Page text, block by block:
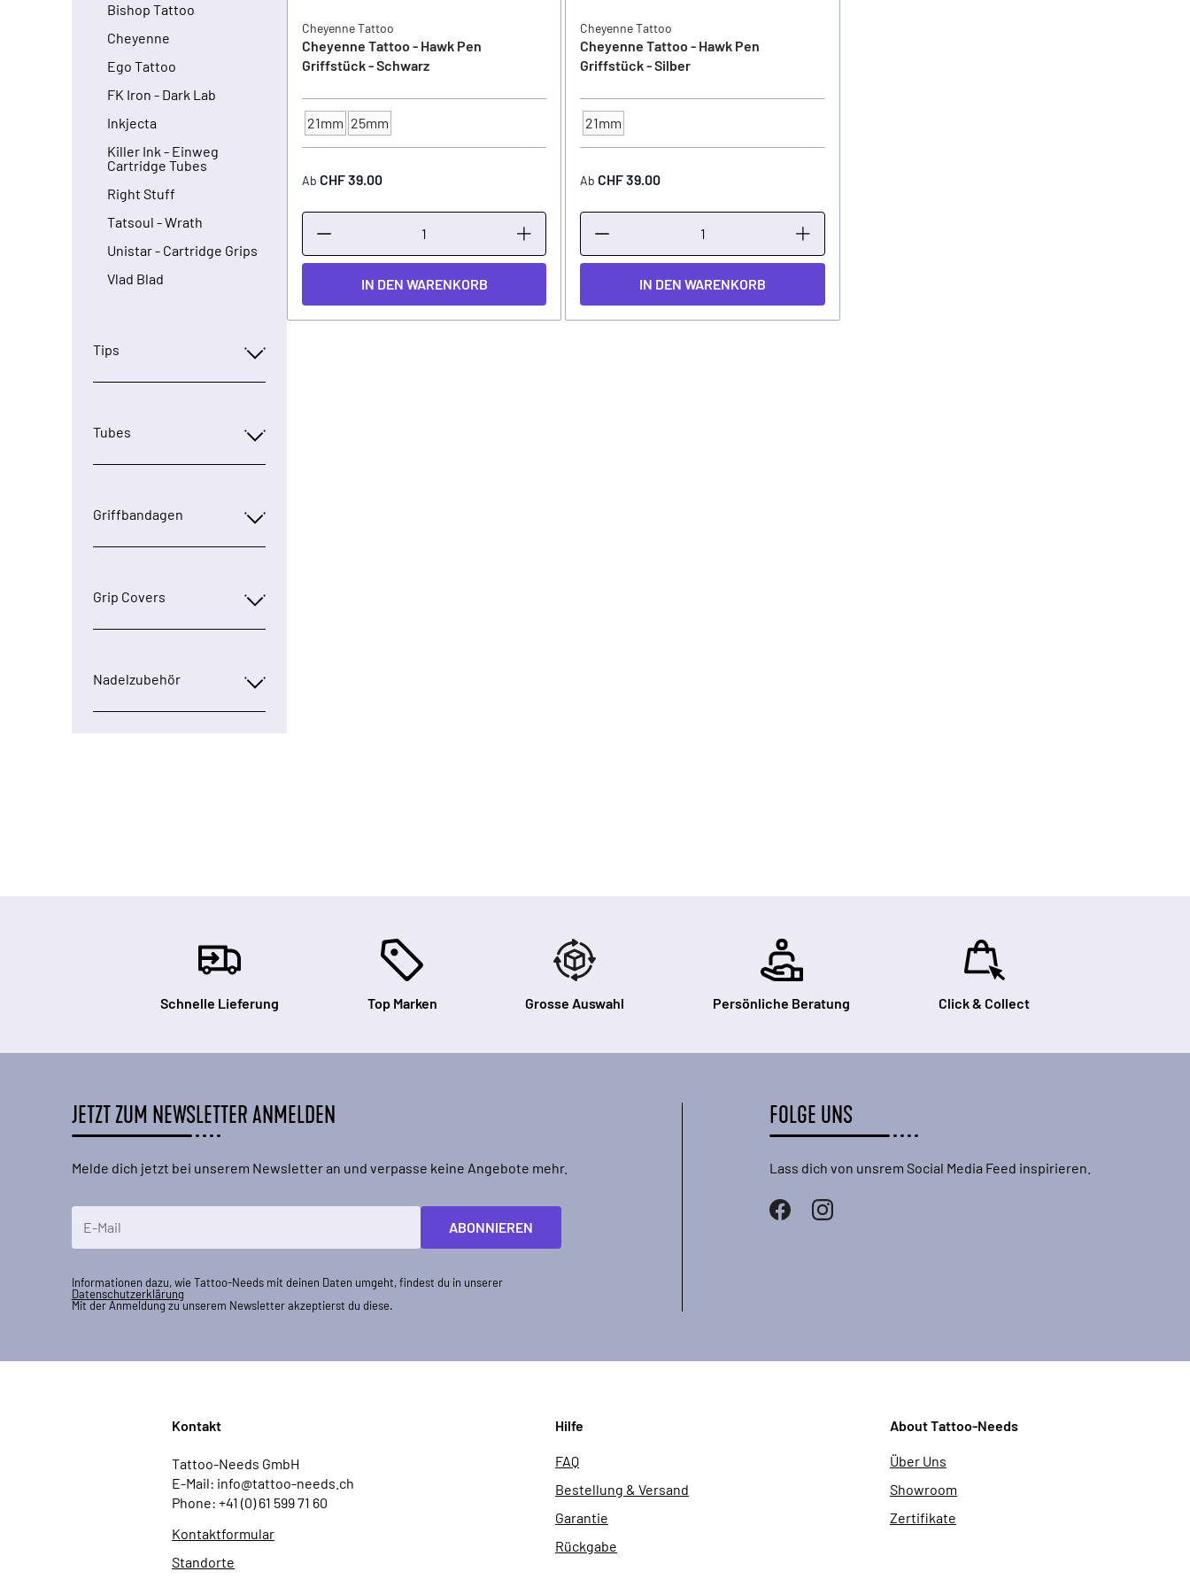
Bishop Tattoo
Cheyenne
Ego Tattoo
FK Iron - Dark Lab
Inkjecta
Killer Ink - Einweg
Cartridge Tubes
Right Stuff
Tatsoul - Wrath
Unistar - Cartridge Grips
Vlad Blad
Tips
Tubes
Griffbandagen
Grip Covers
Nadelzubehör
Cheyenne Tattoo
Cheyenne Tattoo - Hawk Pen
Griffstück - Schwarz
GRIFFSTÜCK - Ø
21mm 25mm
Ab CHF 39.00
IN DEN WARENKORB
Cheyenne Tattoo
Cheyenne Tattoo - Hawk Pen
Griffstück - Silber
GRIFFSTÜCK - Ø
21mm
Ab CHF 39.00
IN DEN WARENKORB
Schnelle Lieferung Top Marken Grosse Auswahl Persönliche Beratung Click & Collect
JETZT ZUM NEWSLETTER ANMELDEN
Melde dich jetzt bei unserem Newsletter an und verpasse keine Angebote mehr.
ABONNIEREN
Informationen dazu, wie Tattoo-Needs mit deinen Daten umgeht, findest du in unserer
Datenschutzerklärung
Mit der Anmeldung zu unserem Newsletter akzeptierst du diese.
FOLGE UNS
Lass dich von unsrem Social Media Feed inspirieren.
Kontakt
Tattoo-Needs GmbH
E-Mail: info@tattoo-needs.ch
Phone: +41 (0) 61 599 71 60
Kontaktformular
Standorte
Hilfe
FAQ
Bestellung & Versand
Garantie
Rückgabe
About Tattoo-Needs
Über Uns
Showroom
Zertifikate